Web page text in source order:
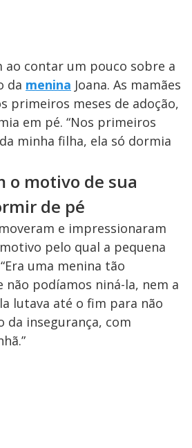
ao contar um pouco sobre a
da menina Joana. As mamães
primeiros meses de adoção,
em pé. “Nos primeiros
minha filha, ela só dormia
o motivo de sua
de pé
e impressionaram
pelo qual a pequena
uma menina tão
podíamos niná-la, nem a
lutava até o fim para não
da insegurança, com